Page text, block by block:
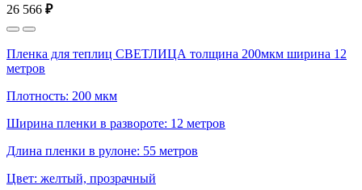
26 566 ₽
Пленка для теплиц СВЕТЛИЦА толщина 200мкм ширина 12
метров
Плотность: 200 мкм
Ширина пленки в развороте: 12 метров
Длина пленки в рулоне: 55 метров
Цвет: желтый, прозрачный